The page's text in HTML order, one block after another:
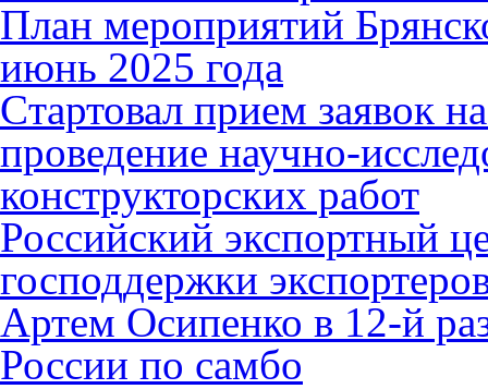
План мероприятий
июнь 2025 года
Cтартовал прием заявок
проведение научно-
конструкторских работ
Российский экспортный
господдержки
Артем Осипенко в 12-й
России по самбо